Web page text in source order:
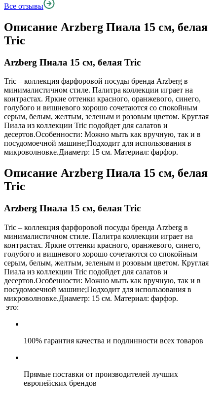
Все отзывы
Описание Arzberg Пиала 15 см, белая
Tric
Arzberg Пиала 15 см, белая Tric
Tric – коллекция фарфоровой посуды бренда Arzberg в
минималистичном стиле. Палитра коллекции играет на
контрастах. Яркие оттенки красного, оранжевого, синего,
голубого и вишневого хорошо сочетаются со спокойным
серым, белым, желтым, зеленым и розовым цветом. Круглая
Пиала из коллекции Tric подойдет для салатов и
десертов.Особенности: Можно мыть как вручную, так и в
посудомоечной машине;Подходит для использования в
микроволновке.Диаметр: 15 см. Материал: фарфор.
Описание Arzberg Пиала 15 см, белая
Tric
Arzberg Пиала 15 см, белая Tric
Tric – коллекция фарфоровой посуды бренда Arzberg в
минималистичном стиле. Палитра коллекции играет на
контрастах. Яркие оттенки красного, оранжевого, синего,
голубого и вишневого хорошо сочетаются со спокойным
серым, белым, желтым, зеленым и розовым цветом. Круглая
Пиала из коллекции Tric подойдет для салатов и
десертов.Особенности: Можно мыть как вручную, так и в
посудомоечной машине;Подходит для использования в
микроволновке.Диаметр: 15 см. Материал: фарфор.
это:
100% гарантия качества и подлинности всех товаров
Прямые поставки от производителей лучших
европейских брендов